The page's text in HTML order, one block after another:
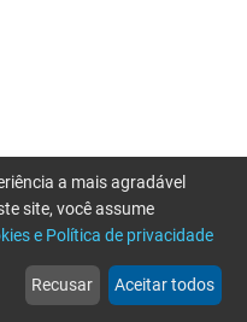
web
Notícias
more_horiz
Mais
a mais agradável
site, você assume
e Política de privacidade
Recusar Aceitar todos
tente novamente